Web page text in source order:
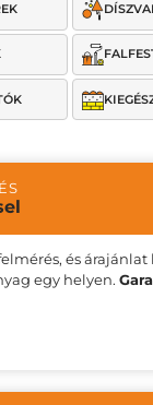
és árajánlat
egy helyen.